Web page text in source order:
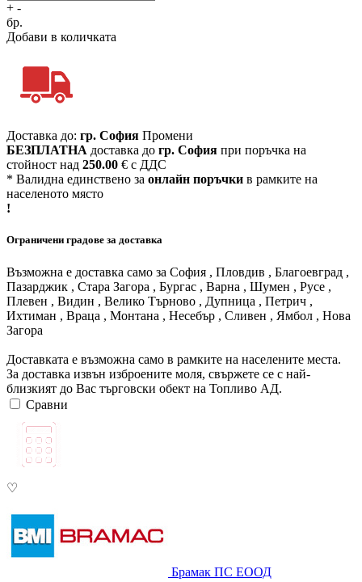
+ -
бр.
Добави в количката
Доставка до: гр. София Промени
БЕЗПЛАТНА доставка до гр. София при поръчка на
стойност над 250.00 € с ДДС
* Валидна единствено за онлайн поръчки в рамките на
населеното място
!
Ограничени градове за доставка
Възможна е доставка само за София , Пловдив , Благоевград ,
Пазарджик , Стара Загора , Бургас , Варна , Шумен , Русе ,
Плевен , Видин , Велико Търново , Дупница , Петрич ,
Ихтиман , Враца , Монтана , Несебър , Сливен , Ямбол , Нова
Загора
Доставката е възможна само в рамките на населените места.
За доставка извън изброените моля, свържете се с най-
близкият до Вас търговски обект на Топливо АД.
Сравни
♡
Брамак ПС ЕООД